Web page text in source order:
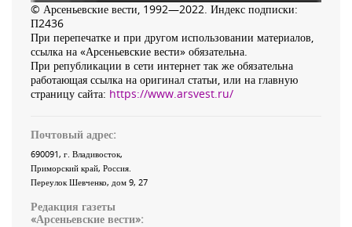
© Арсеньевские вести, 1992—2022. Индекс подписки:
П2436
При перепечатке и при другом использовании материалов,
ссылка на «Арсеньевские вести» обязательна.
При републикации в сети интернет так же обязательна
работающая ссылка на оригинал статьи, или на главную
страницу сайта: https://www.arsvest.ru/
Почтовый адрес:
690091, г. Владивосток,
Приморский край, Россия
Переулок Шевченко, дом 9, 27
Редакция газеты
«Арсеньевские вести»: